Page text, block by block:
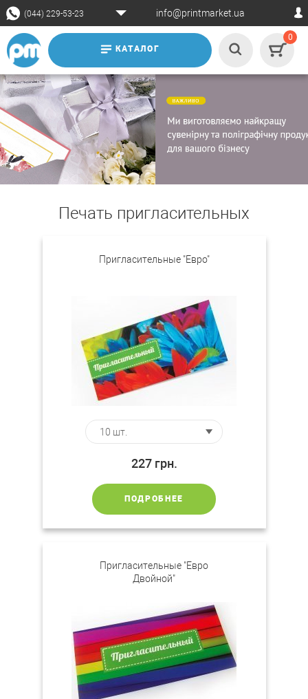
(044) 229-53-23 info@printmarket.ua
КАТАЛОГ
0
Печать пригласительных
Пригласительные "Евро"
227 грн.
ПОДРОБНЕЕ
Пригласительные "Евро
Двойной"